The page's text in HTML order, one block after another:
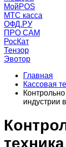
МойPOS
МТС касса
ОФД.РУ
ПРО САМ
РосКат
Тензор
Эвотор
Главная
Кассовая
индустрии